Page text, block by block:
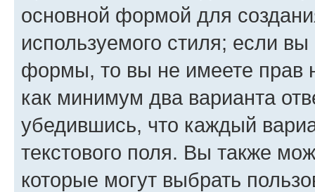
основной формой для
используемого стиля; если
формы, то вы не имеете прав
как минимум два варианта
убедившись, что каждый
текстового поля. Вы также
которые могут выбрать